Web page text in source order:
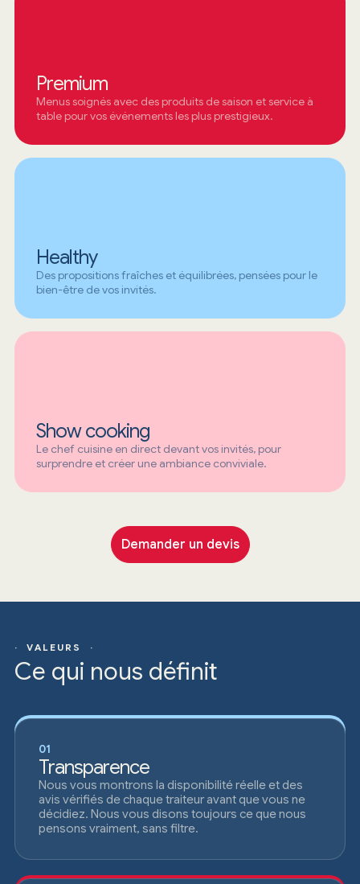
Premium
Menus soignés avec des produits de saison et service à
table pour vos événements les plus prestigieux.
Healthy
Des propositions fraîches et équilibrées, pensées pour le
bien-être de vos invités.
Show cooking
Le chef cuisine en direct devant vos invités, pour
surprendre et créer une ambiance conviviale.
Demander un devis
· VALEURS ·
Ce qui nous définit
01
Transparence
Nous vous montrons la disponibilité réelle et des
avis vérifiés de chaque traiteur avant que vous ne
décidiez. Nous vous disons toujours ce que nous
pensons vraiment, sans filtre.